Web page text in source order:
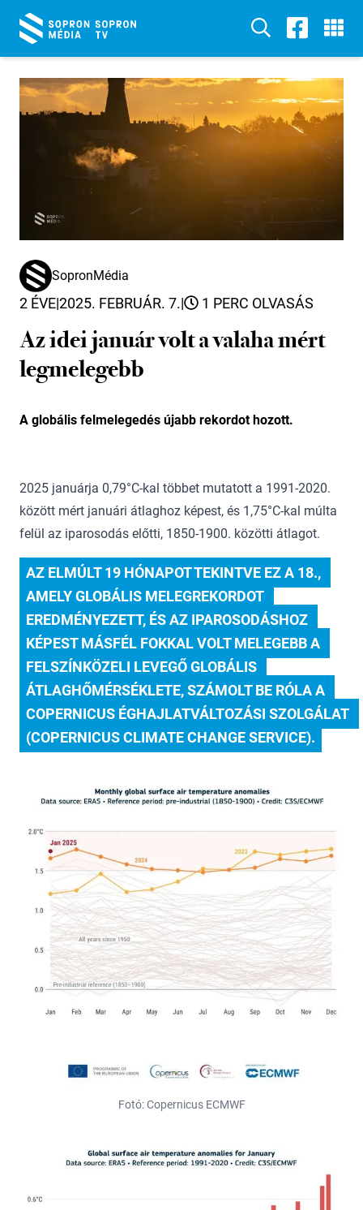
SopronMédia
2 ÉVE|2025. FEBRUÁR. 7.| 1 PERC OLVASÁS
Az idei január volt a valaha mért
legmelegebb
A globális felmelegedés újabb rekordot hozott.
2025 januárja 0,79°C-kal többet mutatott a 1991-2020.
között mért januári átlaghoz képest, és 1,75°C-kal múlta
felül az iparosodás előtti, 1850-1900. közötti átlagot.
AZ ELMÚLT 19 HÓNAPOT TEKINTVE EZ A 18.,
AMELY GLOBÁLIS MELEGREKORDOT
EREDMÉNYEZETT, ÉS AZ IPAROSODÁSHOZ
KÉPEST MÁSFÉL FOKKAL VOLT MELEGEBB A
FELSZÍNKÖZELI LEVEGŐ GLOBÁLIS
ÁTLAGHŐMÉRSÉKLETE, SZÁMOLT BE RÓLA A
COPERNICUS ÉGHAJLATVÁLTOZÁSI SZOLGÁLAT
(COPERNICUS CLIMATE CHANGE SERVICE).
Fotó: Copernicus ECMWF